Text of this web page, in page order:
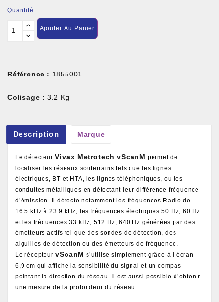
Quantité
Ajouter Au Panier
Référence : 1855001
Colisage : 3.2 Kg
Description Marque
Le détecteurVivax Metrotech vScanM permet de
localiser les réseaux souterrains tels que les lignes
électriques, BT et HTA, les lignes téléphoniques, ou les
conduites métalliques en détectant leur différence fréquence
d’émission. Il détecte notamment les fréquences Radio de
16.5 kHz à 23.9 kHz, les fréquences électriques 50 Hz, 60 Hz
et les fréquences 33 kHz, 512 Hz, 640 Hz générées par des
émetteurs actifs tel que des sondes de détection, des
aiguilles de détection ou des émetteurs de fréquence.
Le récepteurvScanM s’utilise simplement grâce à l’écran
6,9 cm qui affiche la sensibilité du signal et un compas
pointant la direction du réseau. Il est aussi possible d’obtenir
une mesure de la profondeur du réseau.